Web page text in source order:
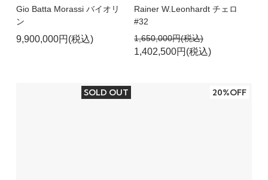
Gio Batta Morassi バイオリ
ン
9,900,000円(税込)
Rainer W.Leonhardt チェロ
#32
1,650,000円(税込)
1,402,500円(税込)
SOLD OUT 20%OFF